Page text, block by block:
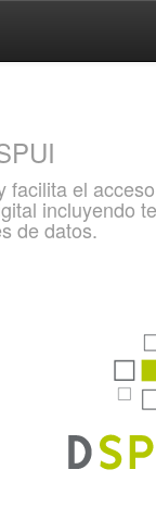
facilita el
incluyendo
de datos.